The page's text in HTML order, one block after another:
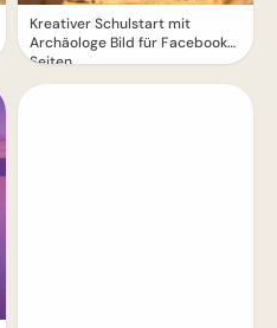
Kreativer Schulstart mit
Archäologe Bild für Facebook
Seiten